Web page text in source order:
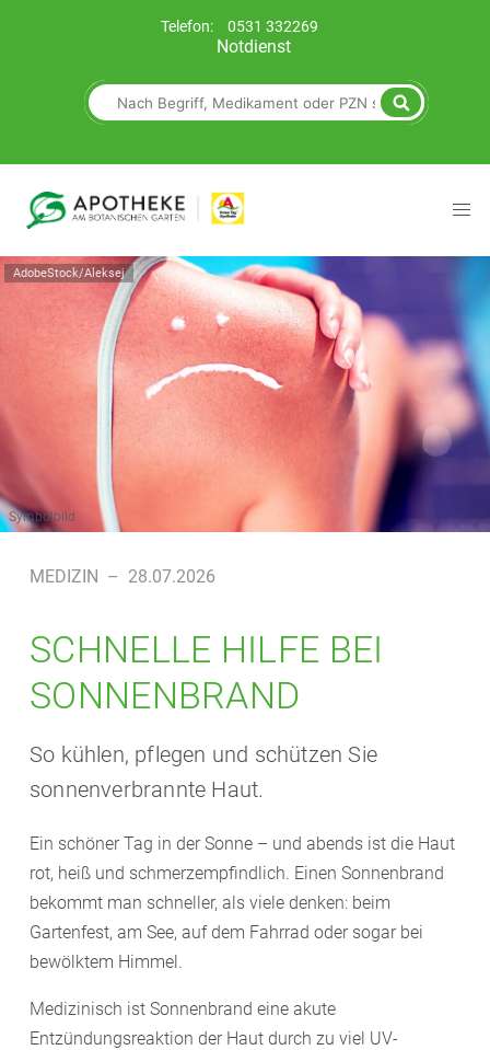
Telefon: 0531 332269
Notdienst
AdobeStock/Aleksej
Symbolbild
MEDIZIN – 28.07.2026
SCHNELLE HILFE BEI
SONNENBRAND
So kühlen, pflegen und schützen Sie
sonnenverbrannte Haut.
Ein schöner Tag in der Sonne – und abends ist die Haut
rot, heiß und schmerzempfindlich. Einen Sonnenbrand
bekommt man schneller, als viele denken: beim
Gartenfest, am See, auf dem Fahrrad oder sogar bei
bewölktem Himmel.
Medizinisch ist Sonnenbrand eine akute
Entzündungsreaktion der Haut durch zu viel UV-